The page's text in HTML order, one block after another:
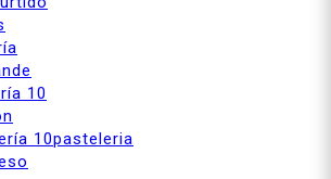
10
10pasteleria